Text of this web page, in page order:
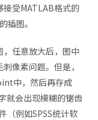
接受MATLAB格式的
插图。
任意放大后，图中
像素问题。但是，
中，然后再存成
就会出现模糊的锯齿
（例如SPSS统计软